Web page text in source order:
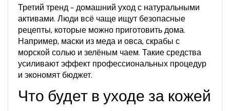
Третий тренд – домашний уход с натуральными
активами. Люди всё чаще ищут безопасные
рецепты, которые можно приготовить дома.
Например, маски из меда и овса, скрабы с
морской солью и зелёным чаем. Такие средства
усиливают эффект профессиональных процедур
и экономят бюджет.
Что будет в уходе за кожей